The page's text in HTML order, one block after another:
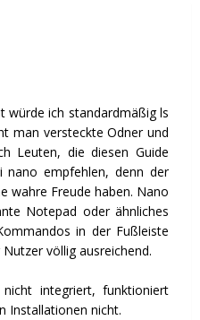
würde ich standardmäßig ls
man versteckte Odner und
Leuten, die diesen Guide
nano empfehlen, denn der
wahre Freude haben. Nano
Notepad oder ähnliches
in der Fußleiste
völlig ausreichend.
integriert, funktioniert
Installationen nicht.